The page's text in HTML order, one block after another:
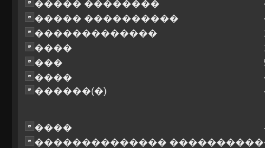
����� ��������
����� ����������
�������������
����
���
����
������(�)
����
�������������� ����������